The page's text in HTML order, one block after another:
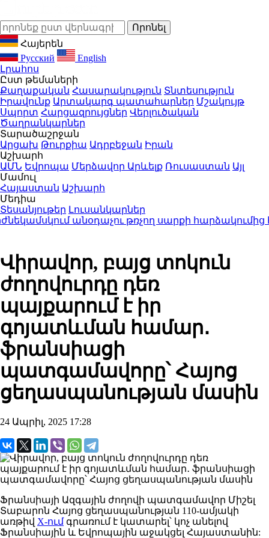
Հայերեն
Русский
English
Լրահոս
Ըստ թեմաների
Քաղաքական Հասարակություն Տնտեսություն
Իրավունք Արտակարգ պատահարներ Մշակույթ
Սպորտ Հարցազրույցներ Վերլուծական
Ծաղրանկարներ
Տարածաշրջան
Արցախ Թուրքիա Ադրբեջան Իրան
Աշխարհ
ԱՄՆ Եվրոպա Մերձավոր Արևելք Ռուսաստան Այլ
Մամուլ
Հայաստան Աշխարհ
Մեդիա
Տեսանյութեր Լուսանկարներ
անօդաչու թռչող սարքի հարձակումից
Վիրավոր, բայց տոկուն
ժողովուրդը դեռ
պայքարում է իր
գոյատևման համար․
ֆրանսիացի
պատգամավորը՝ Հայոց
ցեղասպանության մասին
24 Ապրիլ, 2025 17:28
Ֆրանսիայի Ազգային ժողովի պատգամավոր Միշել
Տաբարոն Հայոց ցեղասպանության 110-ամյակի
առթիվ X-ումգրառում է կատարել՝ կոչ անելով
Ֆրանսիային և Եվրոպային աջակցել Հայաստանին: